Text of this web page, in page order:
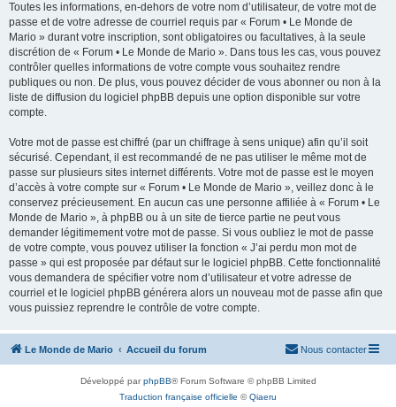
Toutes les informations, en-dehors de votre nom d’utilisateur, de votre mot de
passe et de votre adresse de courriel requis par « Forum • Le Monde de
Mario » durant votre inscription, sont obligatoires ou facultatives, à la seule
discrétion de « Forum • Le Monde de Mario ». Dans tous les cas, vous pouvez
contrôler quelles informations de votre compte vous souhaitez rendre
publiques ou non. De plus, vous pouvez décider de vous abonner ou non à la
liste de diffusion du logiciel phpBB depuis une option disponible sur votre
compte.
Votre mot de passe est chiffré (par un chiffrage à sens unique) afin qu’il soit
sécurisé. Cependant, il est recommandé de ne pas utiliser le même mot de
passe sur plusieurs sites internet différents. Votre mot de passe est le moyen
d’accès à votre compte sur « Forum • Le Monde de Mario », veillez donc à le
conservez précieusement. En aucun cas une personne affiliée à « Forum • Le
Monde de Mario », à phpBB ou à un site de tierce partie ne peut vous
demander légitimement votre mot de passe. Si vous oubliez le mot de passe
de votre compte, vous pouvez utiliser la fonction « J’ai perdu mon mot de
passe » qui est proposée par défaut sur le logiciel phpBB. Cette fonctionnalité
vous demandera de spécifier votre nom d’utilisateur et votre adresse de
courriel et le logiciel phpBB générera alors un nouveau mot de passe afin que
vous puissiez reprendre le contrôle de votre compte.
Le Monde de Mario Accueil du forum Nous contacter
Développé parphpBB® Forum Software © phpBB Limited
Traduction française officielle ©Qiaeru